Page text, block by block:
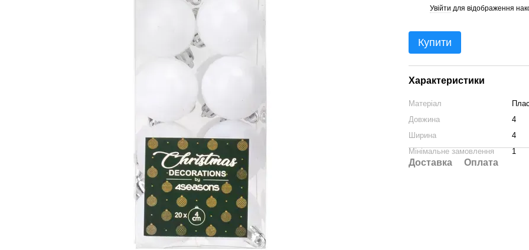
Увійти для відображення
Купити
Характеристики
Матеріал
Довжина
4
Ширина
4
Мінімальне замовлення
1
Доставка Оплата